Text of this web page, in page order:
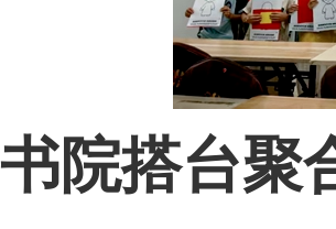
书院搭台聚